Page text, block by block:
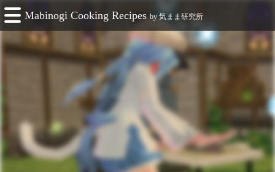
Mabinogi Cooking Recipes by 気まま研究所